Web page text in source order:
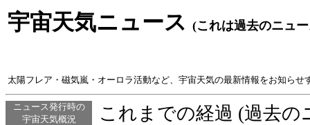
宇宙天気ニュース (これは過去のニュ
太陽フレア・磁気嵐・オーロラ活動など、宇宙天気の最新情報をお知らせ
ニュース発行時の
宇宙天気概況
これまでの経過 (過去